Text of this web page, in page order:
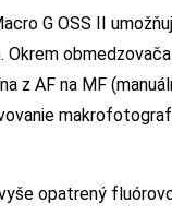
G OSS II
z AF na MF
opatrený